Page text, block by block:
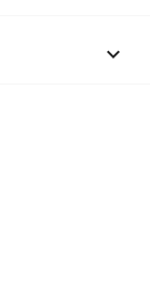
keyboard_arrow_down